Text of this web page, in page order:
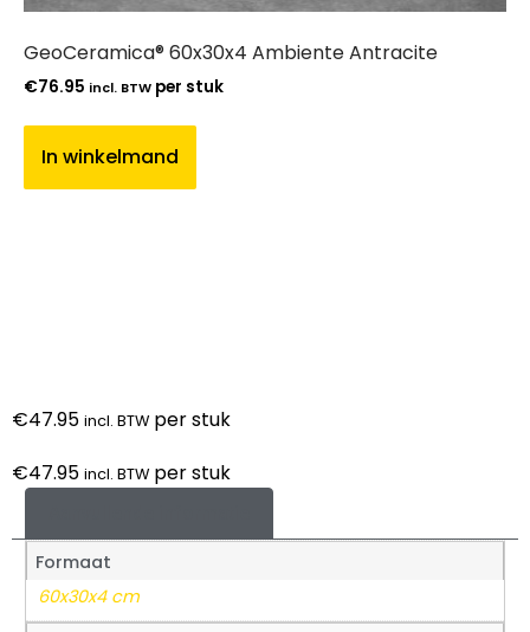
GeoCeramica® 60x30x4 Ambiente Antracite
€76.95 incl. BTW per stuk
In winkelmand
€47.95 incl. BTW per stuk
€47.95 incl. BTW per stuk
Formaat
60x30x4 cm